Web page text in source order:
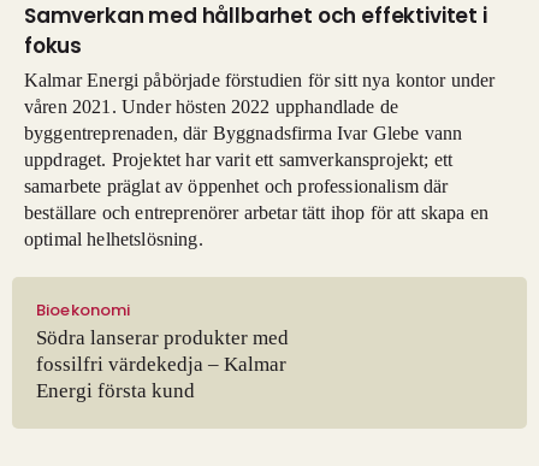
Samverkan med hållbarhet och effektivitet i
fokus
Kalmar Energi påbörjade förstudien för sitt nya kontor under
våren 2021. Under hösten 2022 upphandlade de
byggentreprenaden, där Byggnadsfirma Ivar Glebe vann
uppdraget. Projektet har varit ett samverkansprojekt; ett
samarbete präglat av öppenhet och professionalism där
beställare och entreprenörer arbetar tätt ihop för att skapa en
optimal helhetslösning.
Bioekonomi
Södra lanserar produkter med
fossilfri värdekedja – Kalmar
Energi första kund